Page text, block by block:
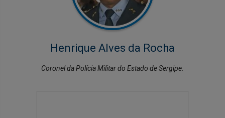
Henrique Alves da Rocha
Coronel da Polícia Militar do Estado de Sergipe.